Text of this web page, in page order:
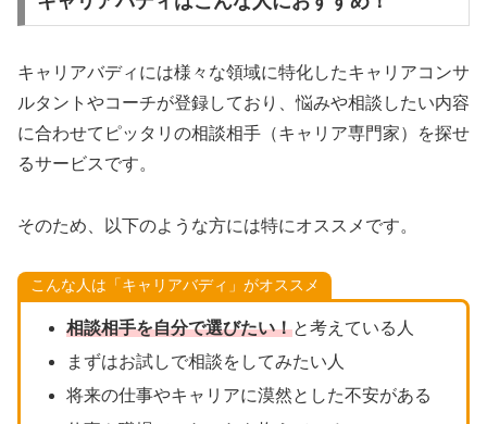
キャリアバディには様々な領域に特化したキャリアコンサ
ルタントやコーチが登録しており、悩みや相談したい内容
に合わせてピッタリの相談相手（キャリア専門家）を探せ
るサービスです。
そのため、以下のような方には特にオススメです。
こんな人は「キャリアバディ」がオススメ
相談相手を自分で選びたい！と考えている人
まずはお試しで相談をしてみたい人
将来の仕事やキャリアに漠然とした不安がある